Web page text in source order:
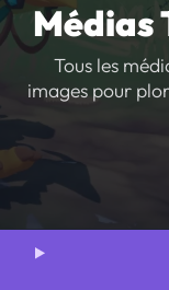
Médias
Tous les
images pour